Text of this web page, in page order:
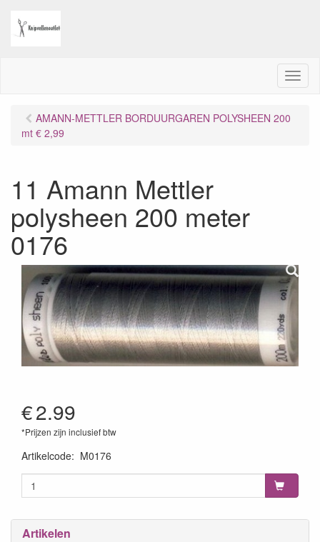
M
e
AMANN-METTLER BORDUURGAREN POLYSHEEN 200
mt € 2,99
11 Amann Mettler
polysheen 200 meter
0176
€2.99
*Prijzen zijn inclusief btw
Artikelcode: M0176
Artikelen